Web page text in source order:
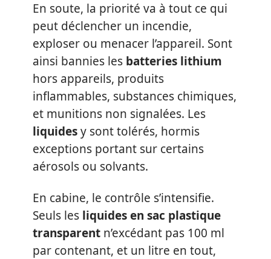
En soute, la priorité va à tout ce qui
peut déclencher un incendie,
exploser ou menacer l’appareil. Sont
ainsi bannies les batteries lithium
hors appareils, produits
inflammables, substances chimiques,
et munitions non signalées. Les
liquidesy sont tolérés, hormis
exceptions portant sur certains
aérosols ou solvants.
En cabine, le contrôle s’intensifie.
Seuls les liquides en sac plastique
transparent n’excédant pas 100 ml
par contenant, et un litre en tout,